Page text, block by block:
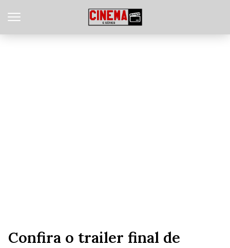
Confira o trailer final de